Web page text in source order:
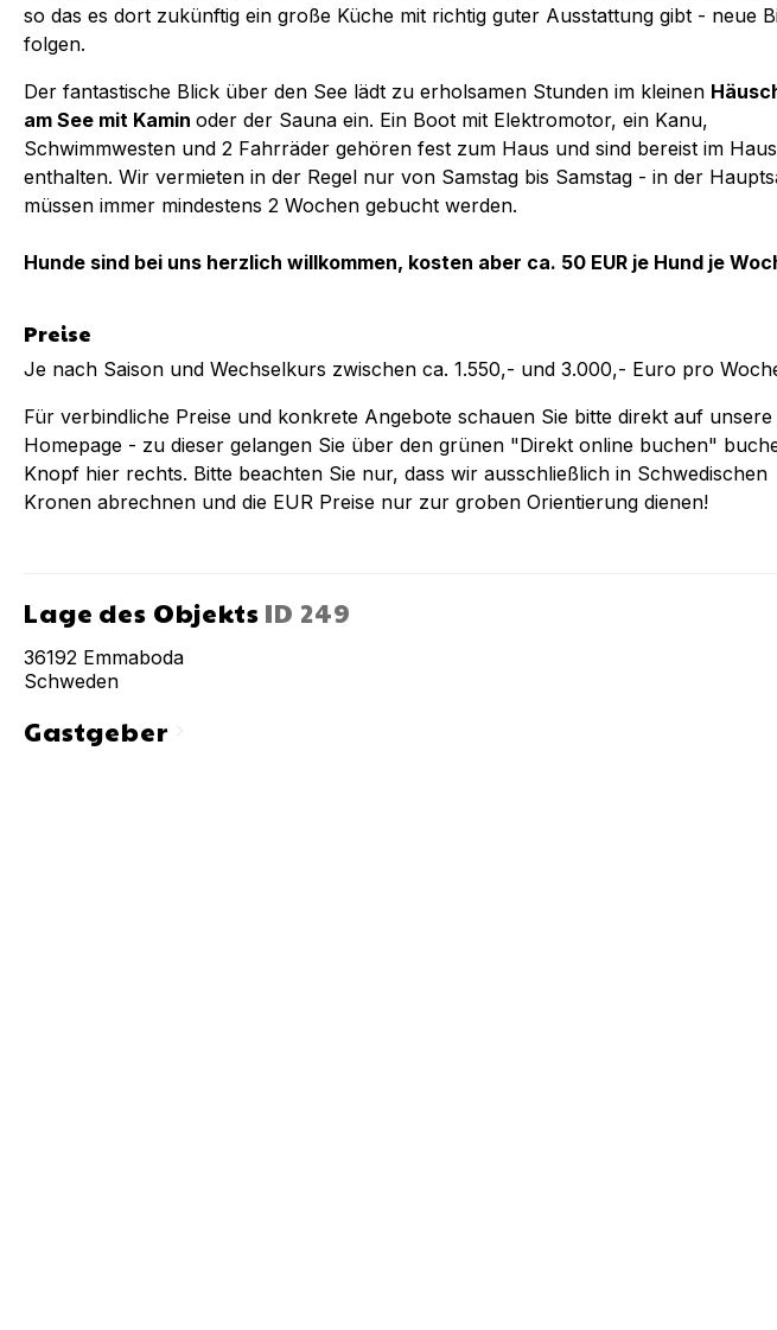
so das es dort zukünftig ein große Küche mit richtig guter Ausstattung gibt - neue
folgen.
Der fantastische Blick über den See lädt zu erholsamen Stunden im kleinen
am See mit Kamin oder der Sauna ein. Ein Boot mit Elektromotor, ein Kanu,
Schwimmwesten und 2 Fahrräder gehören fest zum Haus und sind bereist im
enthalten. Wir vermieten in der Regel nur von Samstag bis Samstag - in der
müssen immer mindestens 2 Wochen gebucht werden.
Hunde sind bei uns herzlich willkommen, kosten aber ca. 50 EUR je Hund je
Preise
Je nach Saison und Wechselkurs zwischen ca. 1.550,- und 3.000,- Euro pro
Für verbindliche Preise und konkrete Angebote schauen Sie bitte direkt auf unsere
Homepage - zu dieser gelangen Sie über den grünen "Direkt online buchen"
Knopf hier rechts. Bitte beachten Sie nur, dass wir ausschließlich in Schwedischen
Kronen abrechnen und die EUR Preise nur zur groben Orientierung dienen!
Lage des Objekts ID 249
36192 Emmaboda
Schweden
Gastgeberchevron_right